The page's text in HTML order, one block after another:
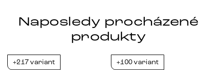
Naposledy procházené
produkty
+217 variant +100 variant